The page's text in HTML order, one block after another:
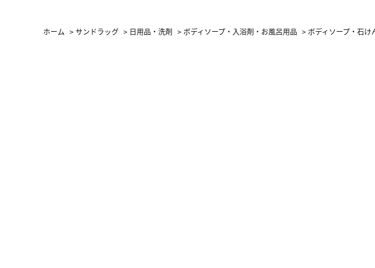
ホーム >サンドラッグ > 日用品・洗剤 > ボディソープ・入浴剤・お風呂用品 > ボディソープ・石け